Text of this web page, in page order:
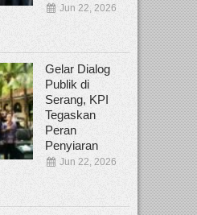
Jun 22, 2026
Gelar Dialog
Publik di
Serang, KPI
Tegaskan
Peran
Penyiaran
Jun 22, 2026